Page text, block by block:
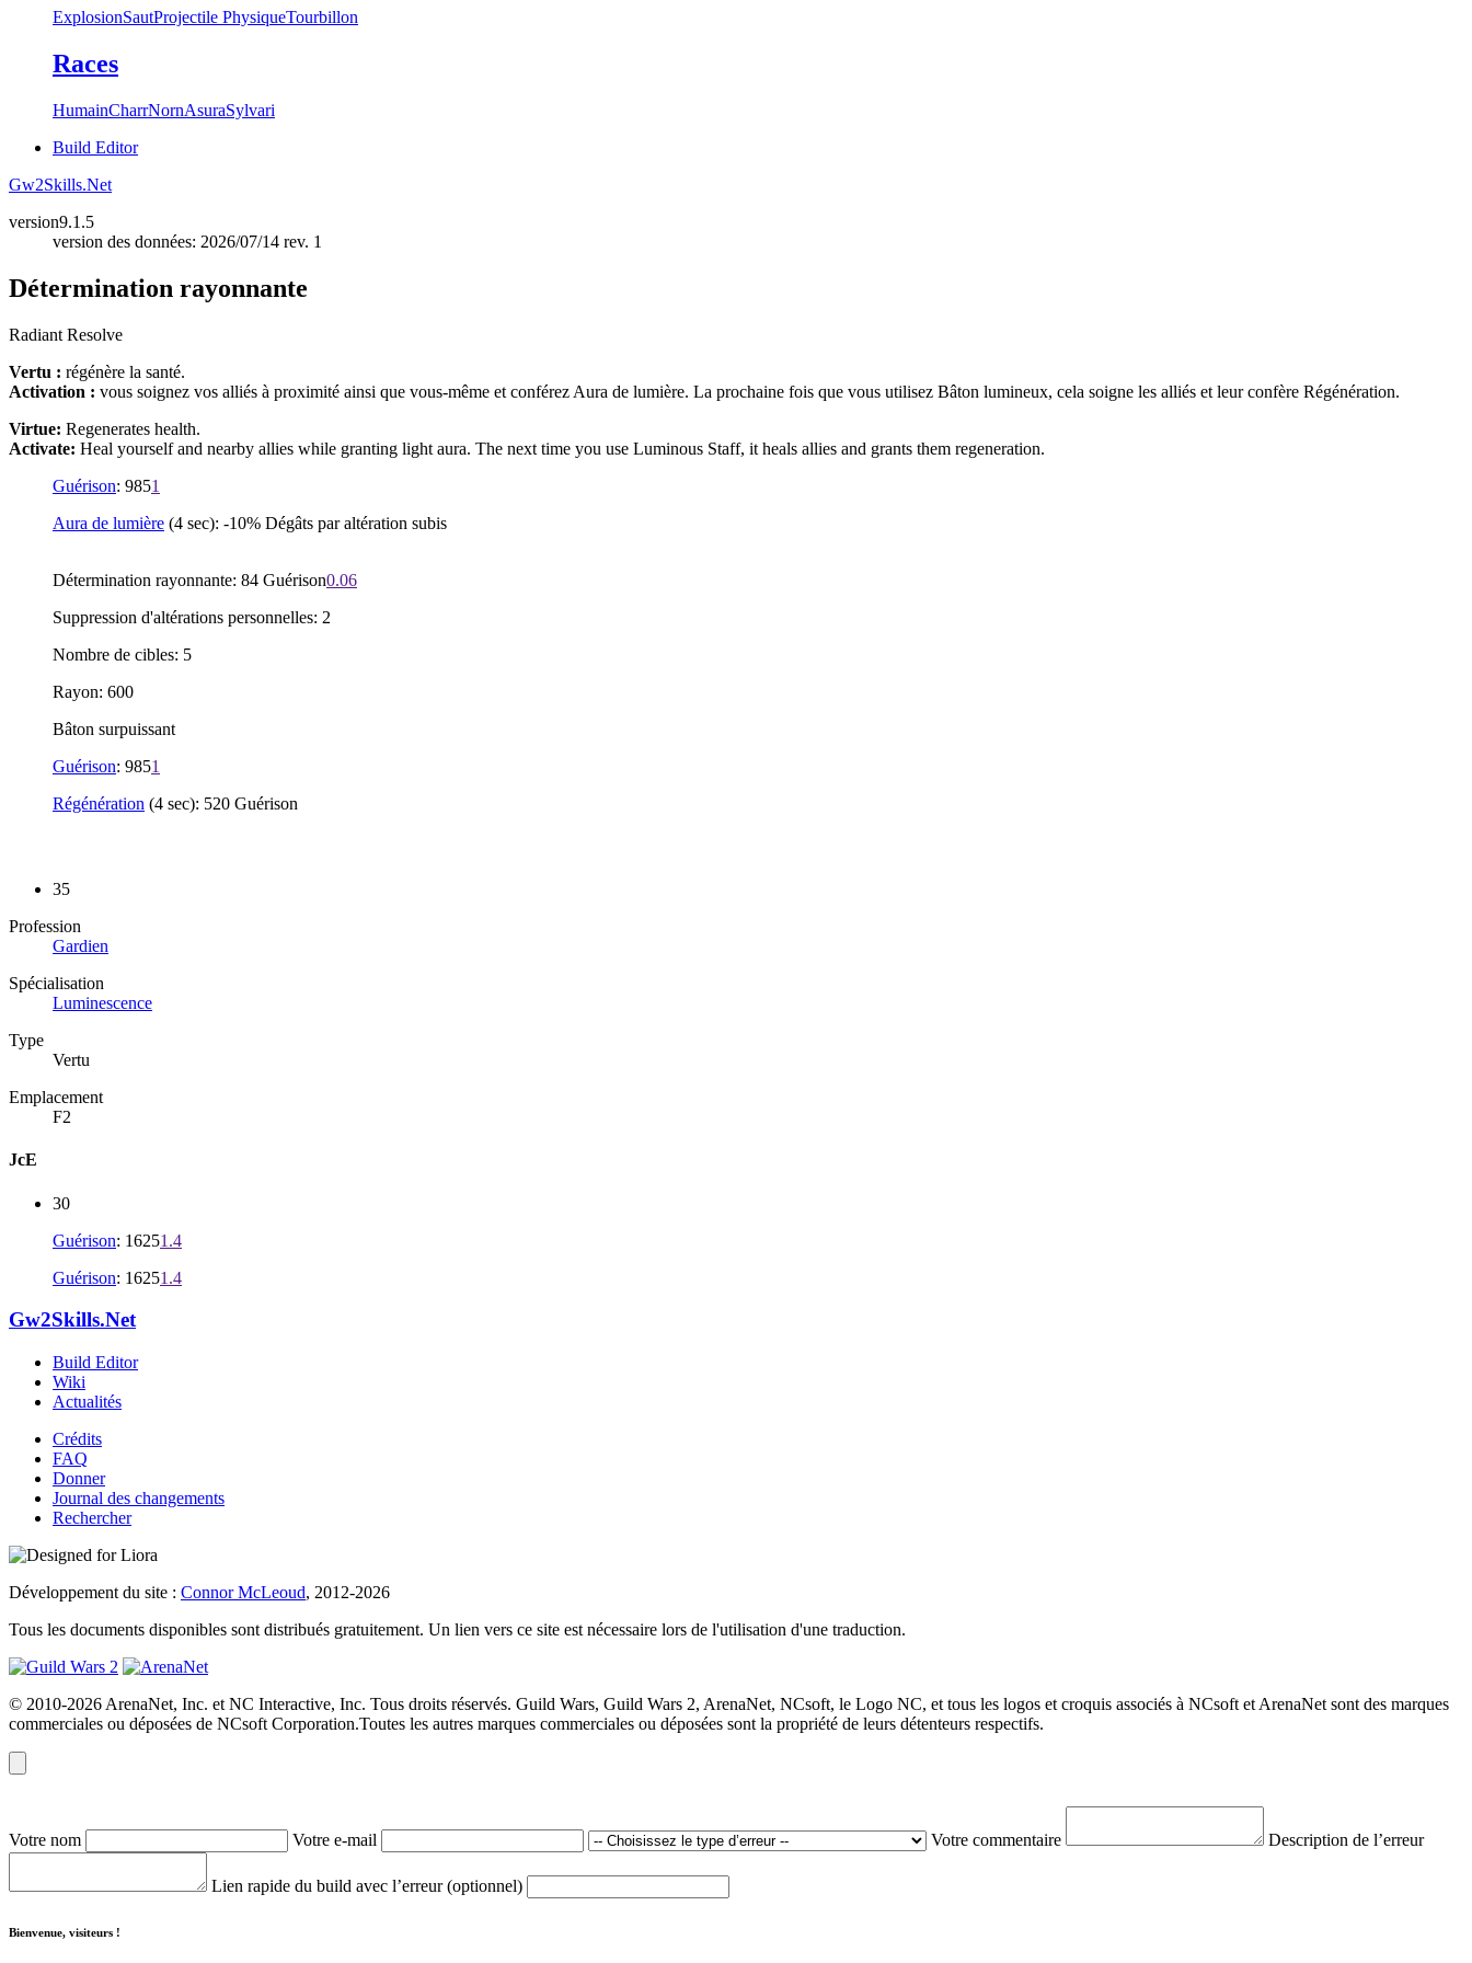
ExplosionSautProjectile PhysiqueTourbillon
Races
HumainCharrNornAsuraSylvari
Build Editor
Gw2Skills.Net
version9.1.5
version des données: 2026/07/14 rev. 1
Détermination rayonnante
Radiant Resolve
Vertu : régénère la santé.
Activation : vous soignez vos alliés à proximité ainsi que vous-même et conférez Aura de lumière. La prochaine fois que vous utilisez Bâton lumineux, cela soigne les alliés et leur confère Régénération.
Virtue: Regenerates health.
Activate: Heal yourself and nearby allies while granting light aura. The next time you use Luminous Staff, it heals allies and grants them regeneration.
Guérison: 9851
Aura de lumière (4 sec): -10% Dégâts par altération subis
Détermination rayonnante: 84 Guérison0.06
Suppression d'altérations personnelles: 2
Nombre de cibles: 5
Rayon: 600
Bâton surpuissant
Guérison: 9851
Régénération (4 sec): 520 Guérison
35
Profession
Gardien
Spécialisation
Luminescence
Type
Vertu
Emplacement
F2
JcE
30
Guérison: 16251.4
Guérison: 16251.4
Gw2Skills.Net
Build Editor
Wiki
Actualités
Crédits
FAQ
Donner
Journal des changements
Rechercher
Développement du site : Connor McLeoud, 2012-2026
Tous les documents disponibles sont distribués gratuitement. Un lien vers ce site est nécessaire lors de l'utilisation d'une traduction.
© 2010-2026 ArenaNet, Inc. et NC Interactive, Inc. Tous droits réservés. Guild Wars, Guild Wars 2, ArenaNet, NCsoft, le Logo NC, et tous les logos et croquis associés à NCsoft et ArenaNet sont des marques
commerciales ou déposées de NCsoft Corporation.Toutes les autres marques commerciales ou déposées sont la propriété de leurs détenteurs respectifs.
Votre nom Votre e-mail Votre commentaire Description de l’erreur
Lien rapide du build avec l’erreur (optionnel)
Bienvenue, visiteurs !